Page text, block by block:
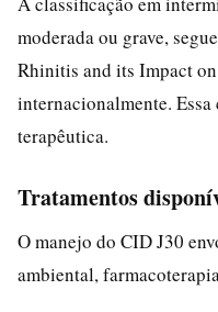
moderada ou grave,
Rhinitis and its Impact
internacionalmente.
terapêutica.
Tratamentos
O manejo do CID J30
ambiental,